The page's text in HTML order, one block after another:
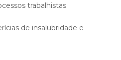
trabalhistas
de insalubridade e